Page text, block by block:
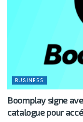
BUSINESS
Boomplay signe
catalogue pour